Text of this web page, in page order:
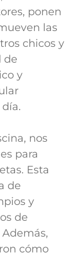
ponen
las
chicos y
de
y
nos
para
Esta
de
y
de
cómo